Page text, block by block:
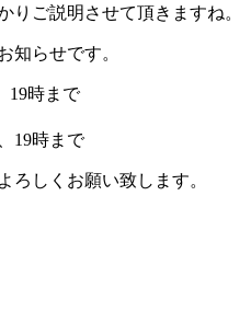
りご説明させて頂きますね。
知らせです。
19時まで
19時まで
ろしくお願い致します。